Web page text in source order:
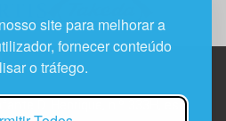
site para melhorar a
fornecer conteúdo
o tráfego.
D. Henrique, n.º 333H, esc.